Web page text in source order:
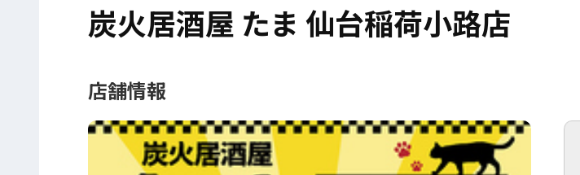
炭火居酒屋 たま 仙台稲荷小路店
店舗情報